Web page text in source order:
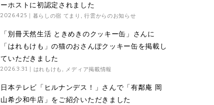
ーホストに初認定されました
2026.4.25 暮らしの宿 てまり ,行雲からのお知らせ
「別冊天然生活 ときめきのクッキー缶」さんに
「はれもけも」の猫のおさんぽクッキー缶を掲載し
ていただきました
2026.3.31 はれもけも メディア掲載情報
日本テレビ「ヒルナンデス！」さんで「有鄰庵 岡
山希少和牛店」をご紹介いただきました